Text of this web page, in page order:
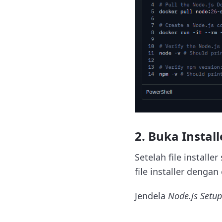
2. Buka
Setelah file
file installer
Jendela Node.js